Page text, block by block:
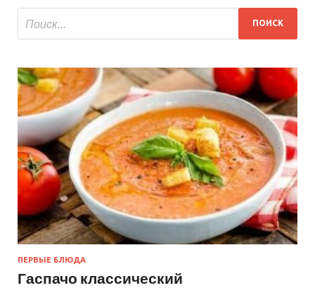
ПЕРВЫЕ БЛЮДА
Гаспачо классический